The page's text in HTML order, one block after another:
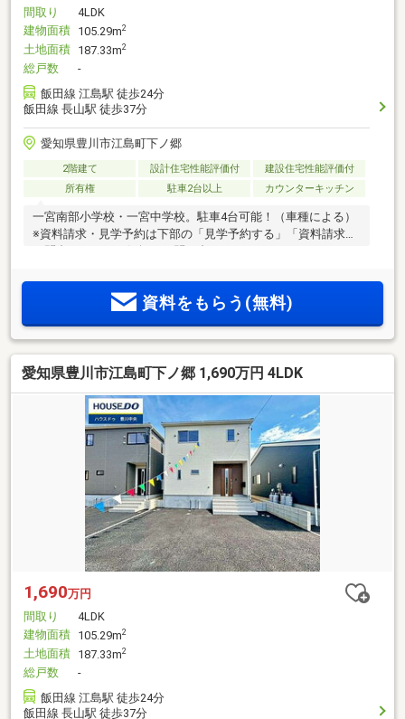
間取り
4LDK
建物面積 105.29m2
土地面積 187.33m2
総戸数
-
飯田線 江島駅 徒歩24分
飯田線 長山駅 徒歩37分
愛知県豊川市江島町下ノ郷
2階建て 設計住宅性能評価付
建設住宅性能評価付
所有権
駐車2台以上 カウンターキッチン
一宮南部小学校・一宮中学校。駐車4台可能！（車種による）
※資料請求・見学予約は下部の「見学予約する」「資料請求・
資料をもらう(無料)
愛知県豊川市江島町下ノ郷 1,690万円 4LDK
1,690万円
間取り
4LDK
建物面積 105.29m2
土地面積 187.33m2
総戸数
-
飯田線 江島駅 徒歩24分
飯田線 長山駅 徒歩37分